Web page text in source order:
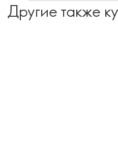
Другие также